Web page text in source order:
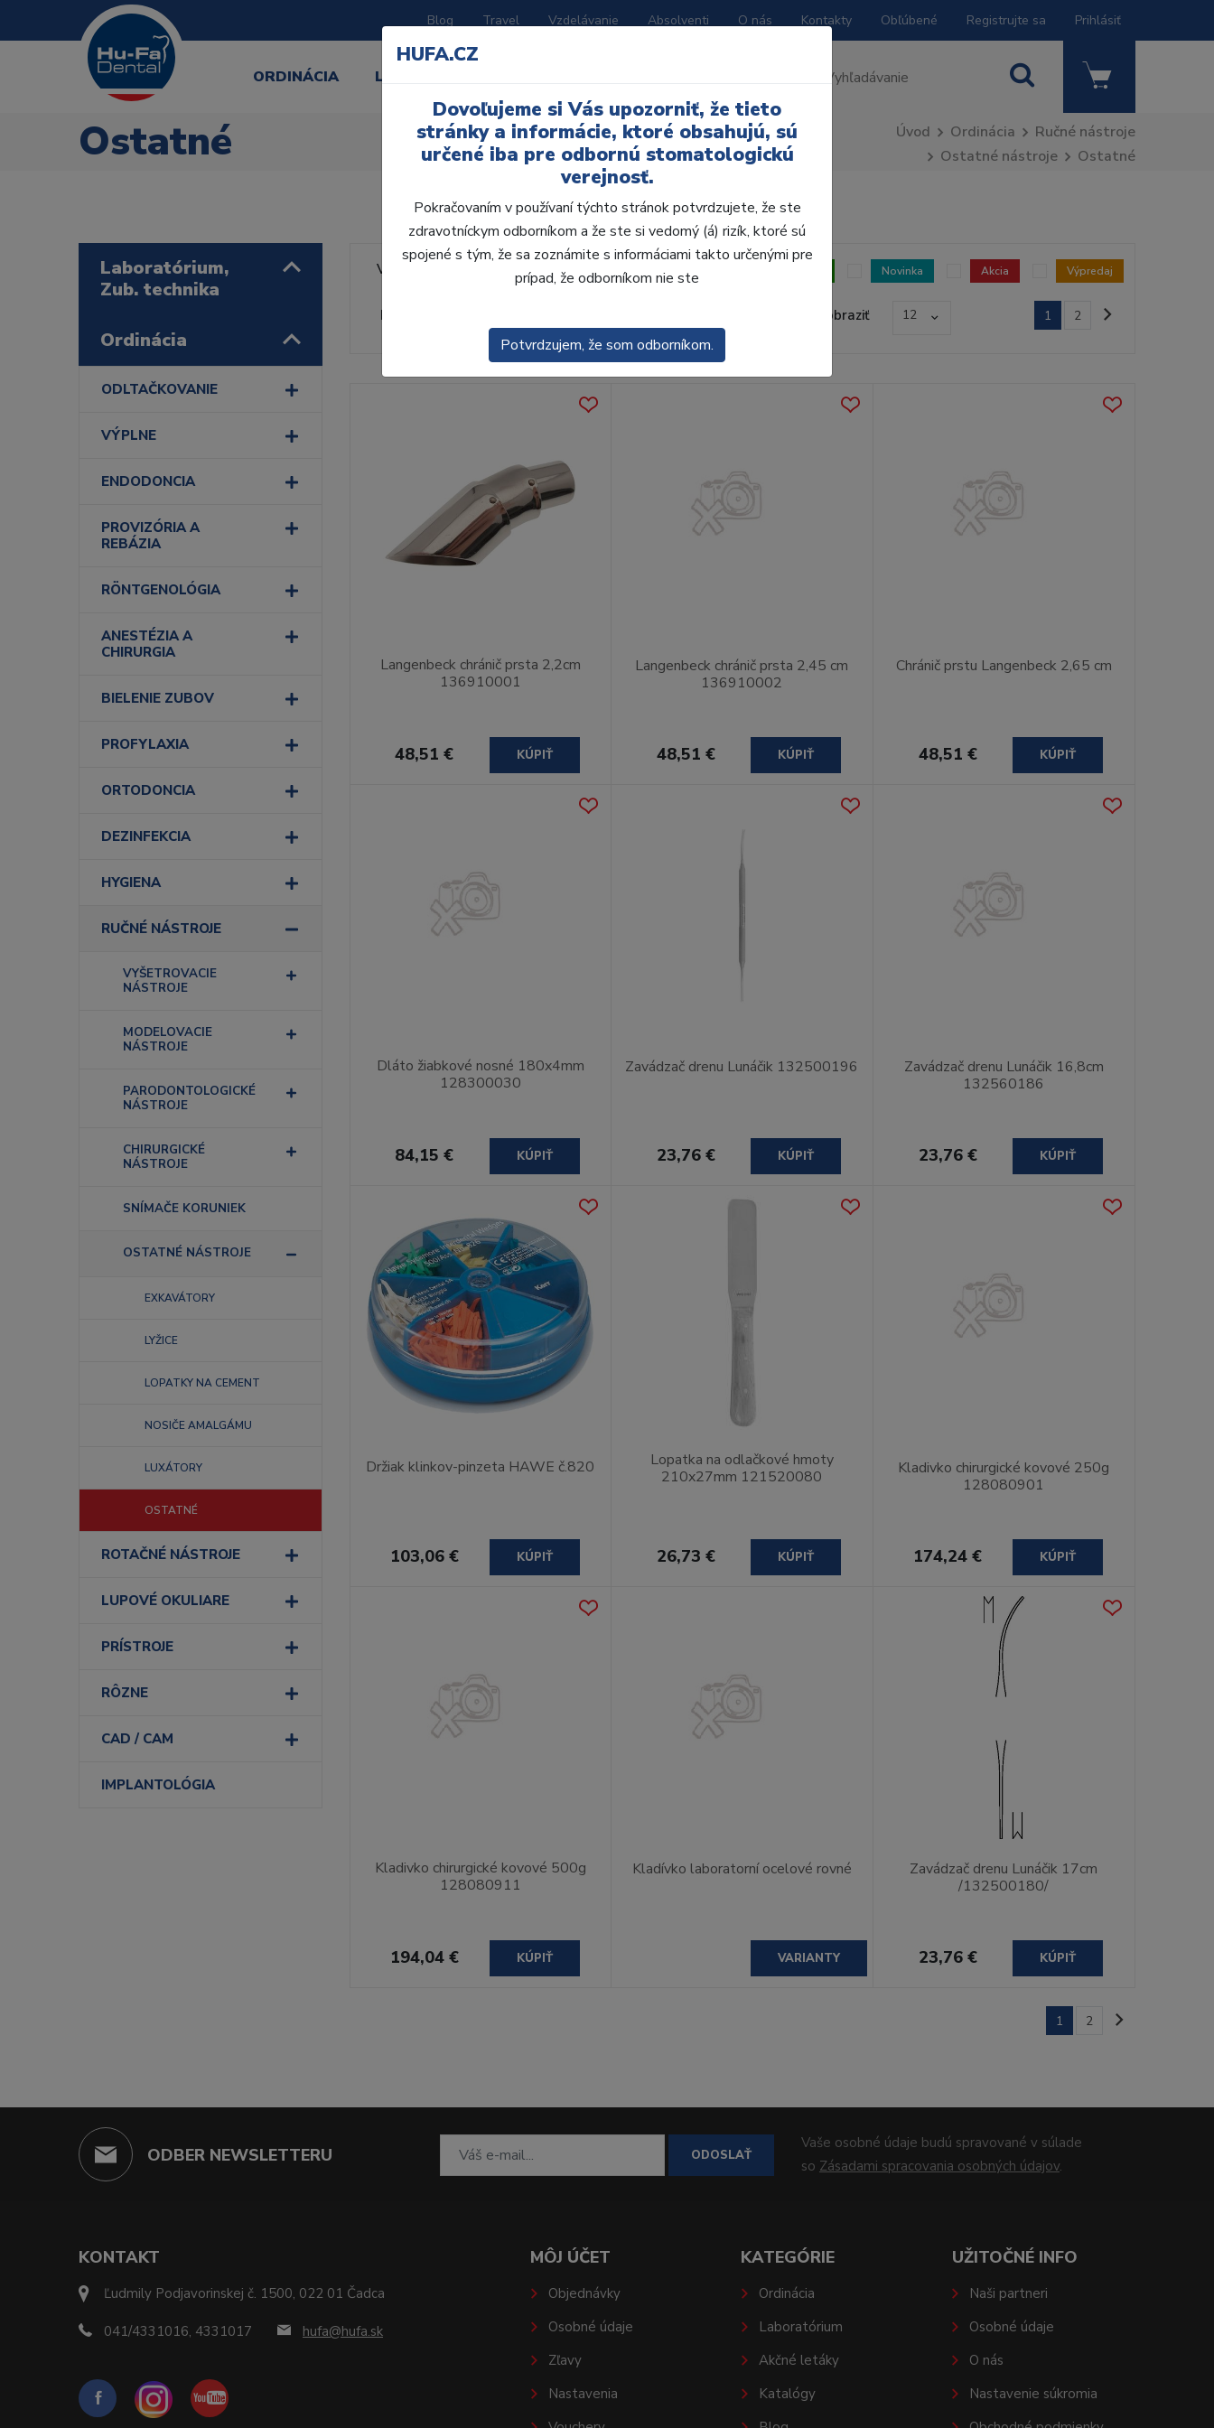
Blog Travel Vzdelávanie Absolventi O nás Kontakty Obľúbené Registrujte sa Prihlásiť
ORDINÁCIA LABORATÓRIUM
Ostatné Úvod Ordinácia
Ručné nástroje
Ostatné nástroje
Ostatné
Laboratórium,
Zub. technika
Ordinácia
ODLTAČKOVANIE
VÝPLNE
ENDODONCIA
PROVIZÓRIA A
REBÁZIA
RÖNTGENOLÓGIA
ANESTÉZIA A
CHIRURGIA
BIELENIE ZUBOV
PROFYLAXIA
ORTODONCIA
DEZINFEKCIA
HYGIENA
RUČNÉ NÁSTROJE
VYŠETROVACIE
NÁSTROJE
MODELOVACIE
NÁSTROJE
PARODONTOLOGICKÉ
NÁSTROJE
CHIRURGICKÉ
NÁSTROJE
SNÍMAČE KORUNIEK
OSTATNÉ NÁSTROJE
EXKAVÁTORY
LYŽICE
LOPATKY NA CEMENT
NOSIČE AMALGÁMU
LUXÁTORY
OSTATNÉ
ROTAČNÉ NÁSTROJE
LUPOVÉ OKULIARE
PRÍSTROJE
RÔZNE
CAD / CAM
IMPLANTOLÓGIA
Výrobca: Novinka Akcia Výpredaj
Radenie Zobraziť 12 1 2
Langenbeck chránič prsta 2,2cm
136910001
48,51 € KÚPIŤ
Langenbeck chránič prsta 2,45 cm
136910002
48,51 € KÚPIŤ
Chránič prstu Langenbeck 2,65 cm
48,51 € KÚPIŤ
Dláto žiabkové nosné 180x4mm
128300030
84,15 € KÚPIŤ
Zavádzač drenu Lunáčik 132500196
23,76 € KÚPIŤ
Zavádzač drenu Lunáčik 16,8cm
132560186
23,76 € KÚPIŤ
Držiak klinkov-pinzeta HAWE č.820
103,06 € KÚPIŤ
Lopatka na odlačkové hmoty
210x27mm 121520080
26,73 € KÚPIŤ
Kladivko chirurgické kovové 250g
128080901
174,24 € KÚPIŤ
Kladivko chirurgické kovové 500g
128080911
194,04 € KÚPIŤ
Kladívko laboratorní ocelové rovné
VARIANTY
Zavádzač drenu Lunáčik 17cm
/132500180/
23,76 € KÚPIŤ
1 2
ODBER NEWSLETTERU ODOSLAŤ
Vaše osobné údaje budú spravované v súlade
so Zásadami spracovania osobných údajov.
KONTAKT
Ľudmily Podjavorinskej č. 1500, 022 01 Čadca
041/4331016, 4331017 hufa@hufa.sk
MÔJ ÚČET
Objednávky
Osobné údaje
Zľavy
Nastavenia
KATEGÓRIE
Ordinácia
Laboratórium
Akčné letáky
Katalógy
UŽITOČNÉ INFO
Naši partneri
Osobné údaje
O nás
Nastavenie súkromia
HUFA.CZ
Dovoľujeme si Vás upozorniť, že tieto
stránky a informácie, ktoré obsahujú, sú
určené iba pre odbornú stomatologickú
verejnosť.
Pokračovaním v používaní týchto stránok potvrdzujete, že ste
zdravotníckym odborníkom a že ste si vedomý (á) rizík, ktoré sú
spojené s tým, že sa zoznámite s informáciami takto určenými pre
prípad, že odborníkom nie ste
Potvrdzujem, že som odborníkom.